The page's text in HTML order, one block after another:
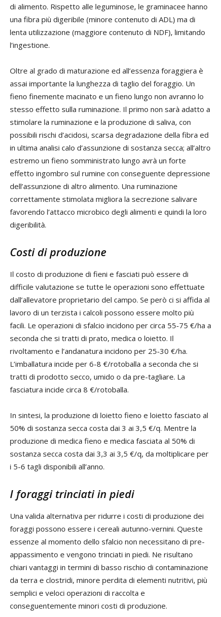
di alimento. Rispetto alle leguminose, le graminacee hanno
una fibra più digeribile (minore contenuto di ADL) ma di
lenta utilizzazione (maggiore contenuto di NDF), limitando
l’ingestione.
Oltre al grado di maturazione ed all’essenza foraggiera è
assai importante la lunghezza di taglio del foraggio. Un
fieno finemente macinato e un fieno lungo non avranno lo
stesso effetto sulla ruminazione. Il primo non sarà adatto a
stimolare la ruminazione e la produzione di saliva, con
possibili rischi d’acidosi, scarsa degradazione della fibra ed
in ultima analisi calo d’assunzione di sostanza secca; all’altro
estremo un fieno somministrato lungo avrà un forte
effetto ingombro sul rumine con conseguente depressione
dell’assunzione di altro alimento. Una ruminazione
correttamente stimolata migliora la secrezione salivare
favorendo l’attacco microbico degli alimenti e quindi la loro
digeribilità.
Costi di produzione
Il costo di produzione di fieni e fasciati può essere di
difficile valutazione se tutte le operazioni sono effettuate
dall’allevatore proprietario del campo. Se però ci si affida al
lavoro di un terzista i calcoli possono essere molto più
facili. Le operazioni di sfalcio incidono per circa 55-75 €/ha a
seconda che si tratti di prato, medica o loietto. Il
rivoltamento e l’andanatura incidono per 25-30 €/ha.
L’imballatura incide per 6-8 €/rotoballa a seconda che si
tratti di prodotto secco, umido o da pre-tagliare. La
fasciatura incide circa 8 €/rotoballa.
In sintesi, la produzione di loietto fieno e loietto fasciato al
50% di sostanza secca costa dai 3 ai 3,5 €/q. Mentre la
produzione di medica fieno e medica fasciata al 50% di
sostanza secca costa dai 3,3 ai 3,5 €/q, da moltiplicare per
i 5-6 tagli disponibili all’anno.
I foraggi trinciati in piedi
Una valida alternativa per ridurre i costi di produzione dei
foraggi possono essere i cereali autunno-vernini. Queste
essenze al momento dello sfalcio non necessitano di pre-
appassimento e vengono trinciati in piedi. Ne risultano
chiari vantaggi in termini di basso rischio di contaminazione
da terra e clostridi, minore perdita di elementi nutritivi, più
semplici e veloci operazioni di raccolta e
conseguentemente minori costi di produzione.